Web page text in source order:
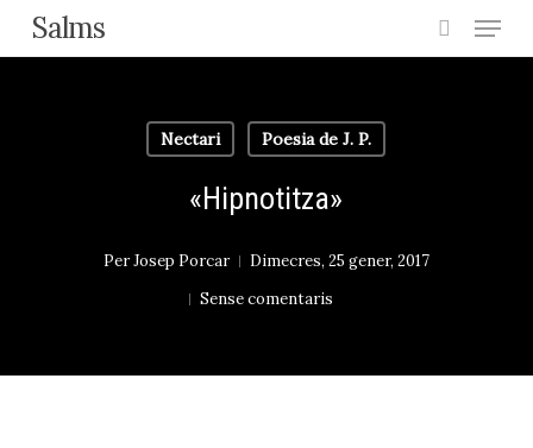
Skip
to
Salms
search
Menu
Nectari Poesia de J. P.
«Hipnotitza»
PerJosep Porcar
Dimecres, 25 gener, 2017
Sense comentaris